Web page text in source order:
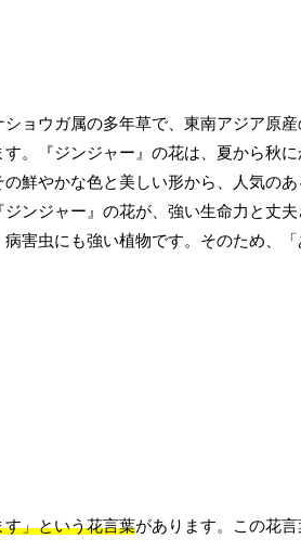
ョウガ属の多年草で、東南アジア原産
。『ジンジャー』の花は、夏から秋に
鮮やかな色と美しい形から、人気のあ
ンジャー』の花が、強い生命力と丈
害虫にも強い植物です。そのため、「
」という花言葉があります。この花言